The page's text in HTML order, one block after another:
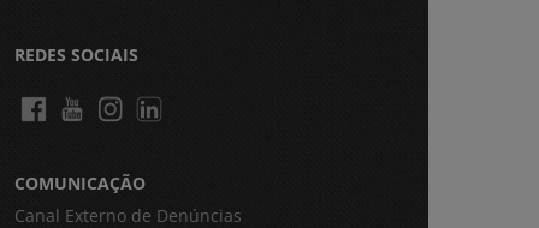
REDES SOCIAIS
COMUNICAÇÃO
Canal Externo de Denúncias